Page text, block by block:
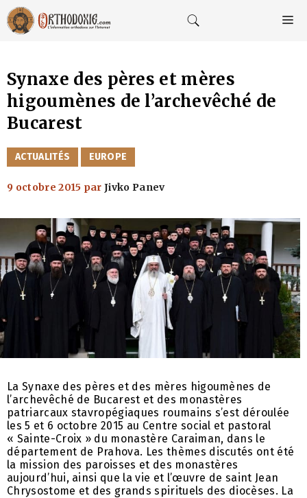
Aller
au
contenu
Synaxe des pères et mères
higoumènes de l’archevêché de
Bucarest
CATÉGORIES
ACTUALITÉS EUROPE
9 octobre 2015 parJivko Panev
La Synaxe des pères et des mères higoumènes de
l’archevêché de Bucarest et des monastères
patriarcaux stavropégiaques roumains s’est déroulée
les 5 et 6 octobre 2015 au Centre social et pastoral
« Sainte-Croix » du monastère Caraiman, dans le
département de Prahova. Les thèmes discutés ont été
la mission des paroisses et des monastères
aujourd’hui, ainsi que la vie et l’œuvre de saint Jean
Chrysostome et des grands spirituels des diocèses. La